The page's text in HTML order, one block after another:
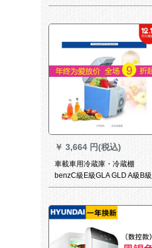
通用小型12 V車用学生寮事務
蔵庫25リット【アルミチムブ
￥ 3,664 円(税込)
車載車用冷蔵庫・冷蔵棚
benzC級E級GLA GLD A級B級
自動車車載冷蔵庫両用12小型
12 V【自家用車両用】7.5 L